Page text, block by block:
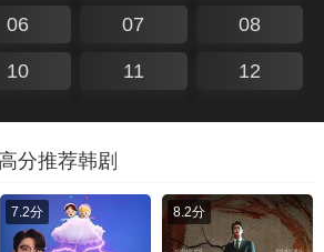
06 07 08
10 11 12
分推荐韩剧
7.2分 8.2分